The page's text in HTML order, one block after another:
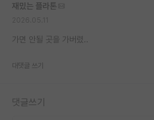
재밌는 플라톤
가면 안될 곳을 가버렸..
대댓글 쓰기
댓글쓰기